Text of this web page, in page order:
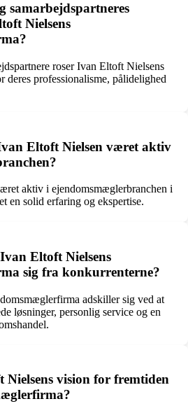
samarbejdspartneres
Nielsens
roser Ivan Eltoft Nielsens
deres professionalisme, pålidelighed
Eltoft Nielsen været aktiv
aktiv i ejendomsmæglerbranchen i
en solid erfaring og ekspertise.
Eltoft Nielsens
sig fra konkurrenterne?
adskiller sig ved at
løsninger, personlig service og en
vision for fremtiden